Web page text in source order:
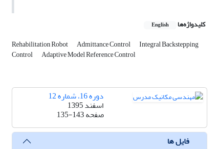
کلیدواژه‌ها English
Rehabilitation Robot Admittance Control Integral Backstepping
Control Adaptive Model Reference Control
دوره 16، شماره 12
اسفند 1395
صفحه135-143
فایل ها